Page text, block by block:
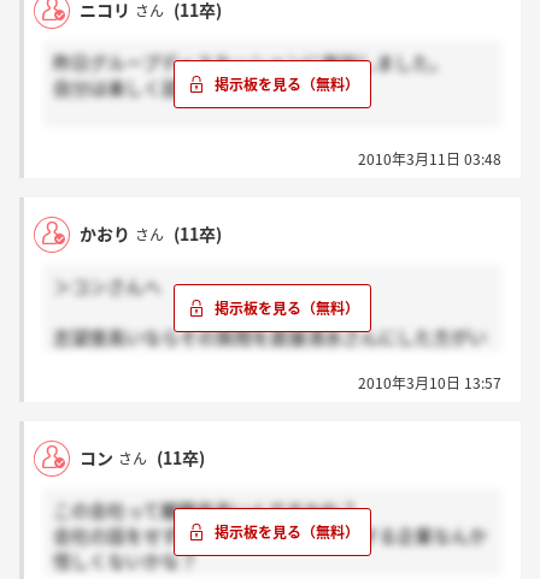
ニコリ さん (11卒)
昨日グループディスカッションに参加しました。
自分は楽しく話せたかなと思います。
名前は伏せますが帰り際にある採用担当者と少し話す
した。それはよかったのですが、自分はアルバイトの
名刺があるので少しでも覚えていただきたいと思い、
捨てるからいらないです。返します」などと言いすご
く冷たい対応をしたのです。これって皆さんどう思い
ますか？思いやりがないと思いませんか？自分は捨て
でしたが辞退することにします。こんな思いやりのな
い上司の下で働きたくないし会いたくもありません。
これはあくまでも私が感じたことなので参考にする必
要はないです。
長々とすいませんでした。
2010年3月11日 03:48
かおり さん (11卒)
＞コンさんへ
志望度高いならその質問を直接清水さんにした方がい
その質問は以前に何回も出ていますし、すべて丁寧に
毎年の採用人数、離職人数を書いてくださって計算し
てくださり、しかも理由まで教えてくださったときも
それに、ひとつ私の意見を加えさせていただくなら、
2010年3月10日 13:57
コン さん (11卒)
この会社って離職率高いんですかね？
会社の話をせずに就職に向けての話をする企業なんか
怪しくないかな？